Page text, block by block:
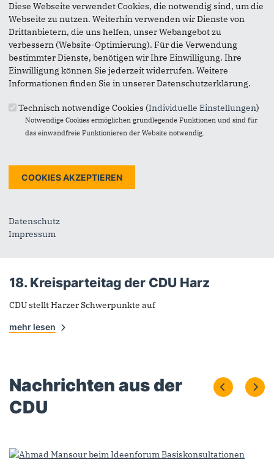
33. Politischer Aschermittwoch
Der 33. Politische Aschermittwoch in Darlingerode hat gezeigt:
Wir sind da!
mehr lesen
18. Kreisparteitag der CDU Harz
CDU stellt Harzer Schwerpunkte auf
mehr lesen
Nachrichten aus der
CDU
Diese Webseite verwendet Cookies, die notwendig sind, um die
Webseite zu nutzen. Weiterhin verwenden wir Dienste von
Drittanbietern, die uns helfen, unser Webangebot zu
verbessern (Website-Optimierung). Für die Verwendung
bestimmter Dienste, benötigen wir Ihre Einwilligung. Ihre
Einwilligung können Sie jederzeit widerrufen. Weitere
Informationen finden Sie in unserer Datenschutzerklärung.
Technisch notwendige Cookies (Individuelle Einstellungen)
Notwendige Cookies ermöglichen grundlegende Funktionen und sind für
das einwandfreie Funktionieren der Website notwendig.
Datenschutz
Impressum